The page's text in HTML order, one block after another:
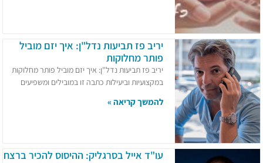
יריב פז תביעות נדל"ן: איך יזם מוביל
פותר מחלוקות
יריב פז תביעות נדל"ן: איך יזם מוביל פותר מחלוקות
במקצועיות וביעילות כתבה זו במובילים ומשפיעים
להמשך קריאה »
עו"ד אייל בסרגליק: ההיסוס להכיר ברצח